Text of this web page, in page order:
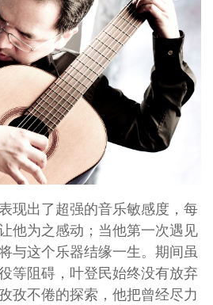
现出了超强的音乐敏感度，每
他为之感动；当他第一次遇见
与这个乐器结缘一生。期间虽
等阻碍，叶登民始终没有放弃
孜不倦的探索，他把曾经尽力